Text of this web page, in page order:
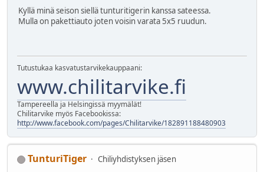
Kyllä minä seison siellä tunturitigerin kanssa sateessa.
Mulla on pakettiauto joten voisin varata 5x5 ruudun.
Tutustukaa kasvatustarvikekauppaani:
www.chilitarvike.fi
Tampereella ja Helsingissä myymälät!
Chilitarvike myös Facebookissa:
http://www.facebook.com/pages/Chilitarvike/182891188480903
TunturiTiger
Chiliyhdistyksen jäsen